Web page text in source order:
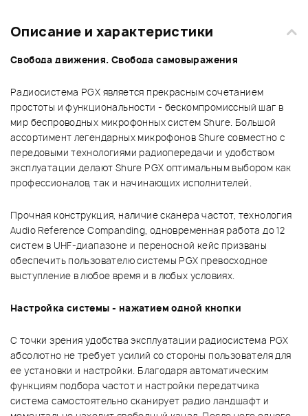
Описание и характеристики
Свобода движения. Свобода самовыражения
Радиосистема PGX является прекрасным сочетанием
простоты и функциональности - бескомпромиссный шаг в
мир беспроводных микрофонных систем Shure. Большой
ассортимент легендарных микрофонов Shure совместно с
передовыми технологиями радиопередачи и удобством
эксплуатации делают Shure PGX оптимальным выбором как
профессионалов, так и начинающих исполнителей.
Прочная конструкция, наличие сканера частот, технология
Audio Reference Companding, одновременная работа до 12
систем в UHF-диапазоне и переносной кейс призваны
обеспечить пользователю системы PGX превосходное
выступление в любое время и в любых условиях.
Настройка системы - нажатием одной кнопки
С точки зрения удобства эксплуатации радиосистема PGX
абсолютно не требует усилий со стороны пользователя для
ее установки и настройки. Благодаря автоматическим
функциям подбора частот и настройки передатчика
система самостоятельно сканирует радио ландшафт и